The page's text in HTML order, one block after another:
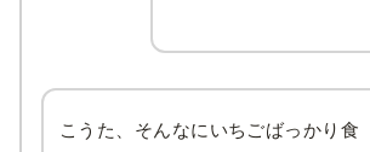
こうた、そんなにいちごばっかり食